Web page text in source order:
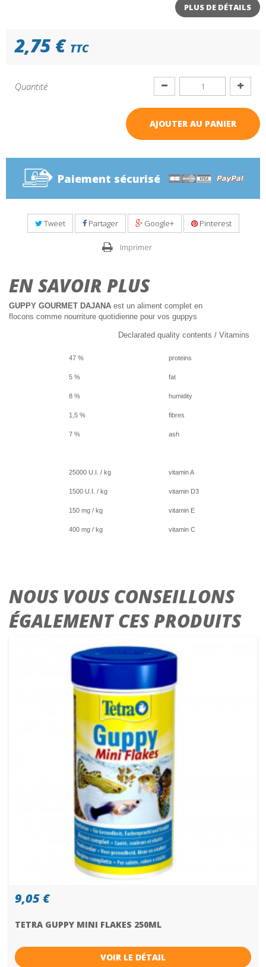
PLUS DE DÉTAILS
2,75 € TTC
Quantité
AJOUTER AU PANIER
Paiement sécurisé
Tweet Partager Google+ Pinterest
Imprimer
EN SAVOIR PLUS
GUPPY GOURMET DAJANA est un aliment complet en
flocons comme nourriture quotidienne pour vos guppys
Declarated quality contents / Vitamins
47 % proteins
5 % fat
8 % humidity
1,5 % fibres
7 % ash
25000 U.I. / kg vitamin A
1500 U.I. / kg vitamin D3
150 mg / kg vitamin E
400 mg / kg vitamin C
NOUS VOUS CONSEILLONS
ÉGALEMENT CES PRODUITS
9,05 €
TETRA GUPPY MINI FLAKES 250ML
VOIR LE DÉTAIL